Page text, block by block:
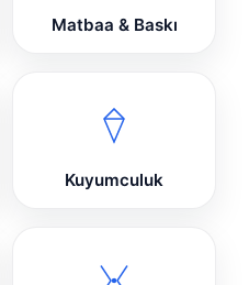
Matbaa & Baskı
Kuyumculuk